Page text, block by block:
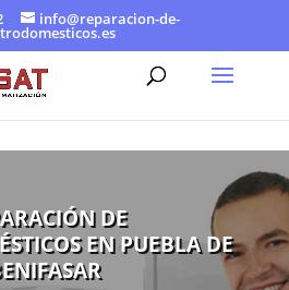
info@reparacion-de-
DE
EN PUEBLA DE